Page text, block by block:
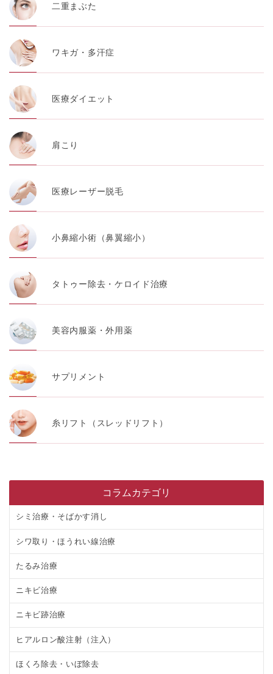
二重まぶた
ワキガ・多汗症
医療ダイエット
肩こり
医療レーザー脱毛
小鼻縮小術（鼻翼縮小）
タトゥー除去・ケロイド治療
美容内服薬・外用薬
サプリメント
糸リフト（スレッドリフト）
コラムカテゴリ
シミ治療・そばかす消し
シワ取り・ほうれい線治療
たるみ治療
ニキビ治療
ニキビ跡治療
ヒアルロン酸注射（注入）
ほくろ除去・いぼ除去